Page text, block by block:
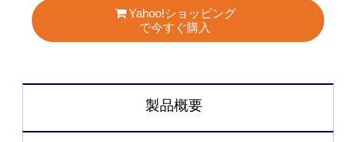
Yahoo!ショッピング
で今すぐ購入
製品概要